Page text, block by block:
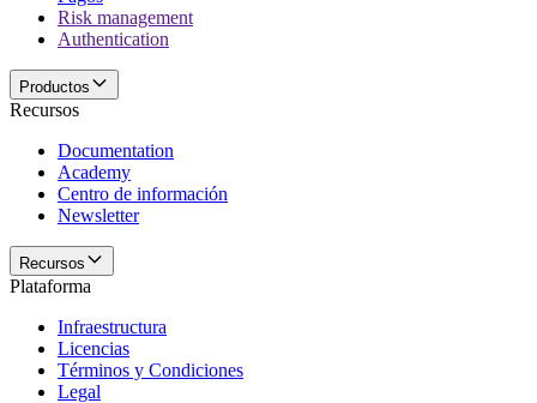
Risk management
Authentication
Productos
Recursos
Documentation
Academy
Centro de información
Newsletter
Recursos
Plataforma
Infraestructura
Licencias
Términos y Condiciones
Legal